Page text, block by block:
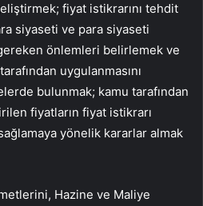
fiyat istikrarını tehdit
siyaseti ve para siyaseti
gereken önlemleri belirlemek ve
uygulanmasını
bulunmak; kamu tarafından
fiyatların fiyat istikrarı
yönelik kararlar almak
Hazine ve Maliye